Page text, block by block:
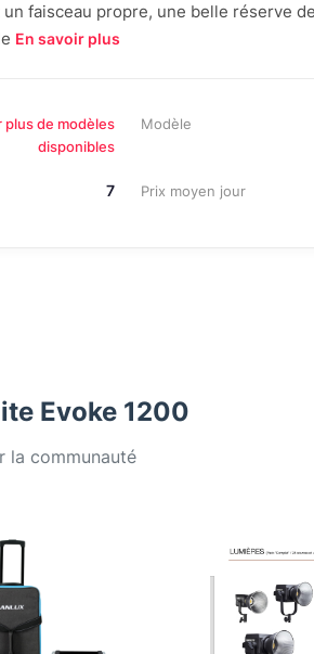
faisceau propre, une belle réserve
En savoir plus
plus de modèles
disponibles
Modèle
7 Prix moyen jour
Evoke 1200
la communauté